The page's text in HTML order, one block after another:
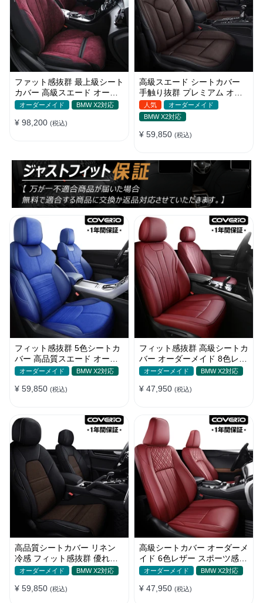
ファット感抜群 最上級シート
カバー 高級スエード オーダ
ーメイド防水仕様 全席セット
オーダーメイド BMW X2対応
¥ 98,200 (税込)
高級スエード シートカバー
手触り抜群 プレミアム オー
ダーメイド 防水防汚 全席セ
ット
人気
オーダーメイド
BMW X2対応
¥ 59,850 (税込)
フィット感抜群 5色シートカ
バー 高品質スエード オーダ
ーメイド 防汚防水 耐久性
オーダーメイド BMW X2対応
¥ 59,850 (税込)
フィット感抜群 高級シートカ
バー オーダーメイド 8色レザ
ー 撥水・防水加工 全席セッ
オーダーメイド BMW X2対応
¥ 47,950 (税込)
高品質シートカバー リネン
冷感 フィット感抜群 優れた
通気性 オーダーメイド 水洗
オーダーメイド BMW X2対応
¥ 59,850 (税込)
高級シートカバー オーダーメ
イド 6色レザー スポーツ感
耐摩耗性 軽/普自動車 SUV
オーダーメイド BMW X2対応
¥ 47,950 (税込)